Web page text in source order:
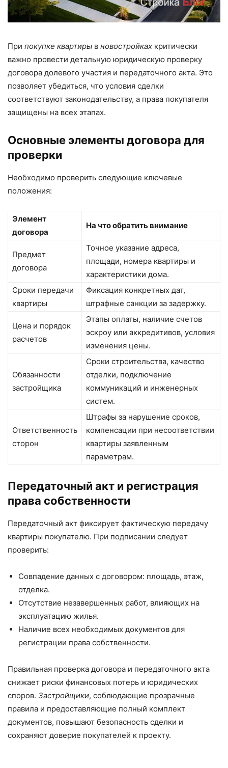
При покупке квартиры в новостройках критически
важно провести детальную юридическую проверку
договора долевого участия и передаточного акта. Это
позволяет убедиться, что условия сделки
соответствуют законодательству, а права покупателя
защищены на всех этапах.
Основные элементы договора для
проверки
Необходимо проверить следующие ключевые
положения:
Элемент
договора
На что обратить внимание
Предмет
договора
Точное указание адреса,
площади, номера квартиры и
характеристики дома.
Сроки передачи
квартиры
Фиксация конкретных дат,
штрафные санкции за задержку.
Цена и порядок
расчетов
Этапы оплаты, наличие счетов
эскроу или аккредитивов, условия
изменения цены.
Обязанности
застройщика
Сроки строительства, качество
отделки, подключение
коммуникаций и инженерных
систем.
Ответственность
сторон
Штрафы за нарушение сроков,
компенсации при несоответствии
квартиры заявленным
параметрам.
Передаточный акт и регистрация
права собственности
Передаточный акт фиксирует фактическую передачу
квартиры покупателю. При подписании следует
проверить:
Совпадение данных с договором: площадь, этаж,
отделка.
Отсутствие незавершенных работ, влияющих на
эксплуатацию жилья.
Наличие всех необходимых документов для
регистрации права собственности.
Правильная проверка договора и передаточного акта
снижает риски финансовых потерь и юридических
споров. Застройщики, соблюдающие прозрачные
правила и предоставляющие полный комплект
документов, повышают безопасность сделки и
сохраняют доверие покупателей к проекту.